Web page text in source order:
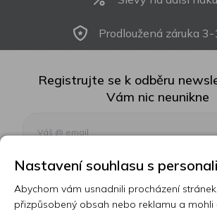
Prodloužená záruka
Registrujte se k odběru
Vám nic neunikne
Kontakt
Nastavení souhlasu s
Abychom vám usnadnili procházení
přizpůsobený obsah nebo reklamu a mohli